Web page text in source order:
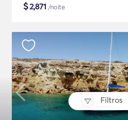
Filtros
$2,871 /noite